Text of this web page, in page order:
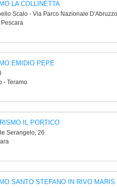
LA COLLINETTA
Scalo - Via Parco Nazionale
EMIDIO PEPE
- Teramo
IL PORTICO
Serangelo, 26
SANTO STEFANO IN RIVO MARIS